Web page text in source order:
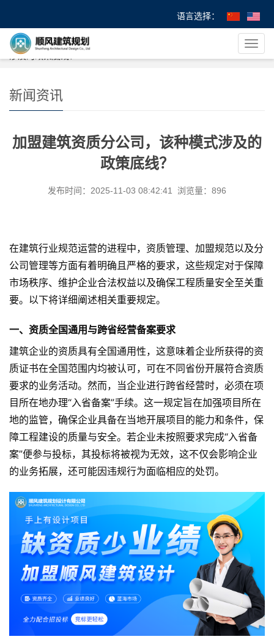
语言选择：
导
航
您的位置：首 页>
> 加盟建筑资质分公司，该种模式
涉及的政策底线？
新闻资讯
加盟建筑资质分公司，该种模式涉及的
政策底线？
发布时间：2025-11-03 08:42:41 浏览量：896
在建筑行业规范运营的进程中，资质管理、加盟规范以及分
公司管理等方面有着明确且严格的要求，这些规定对于保障
市场秩序、维护企业合法权益以及确保工程质量安全至关重
要。以下将详细阐述相关重要规定。
一、资质全国通用与跨省经营备案要求
建筑企业的资质具有全国通用性，这意味着企业所获得的资
质证书在全国范围内均被认可，可在不同省份开展符合资质
要求的业务活动。然而，当企业进行跨省经营时，必须在项
目所在地办理“入省备案”手续。这一规定旨在加强项目所在
地的监管，确保企业具备在当地开展项目的能力和条件，保
障工程建设的质量与安全。若企业未按照要求完成“入省备
案”便参与投标，其投标将被视为无效，这不仅会影响企业
的业务拓展，还可能因违规行为面临相应的处罚。